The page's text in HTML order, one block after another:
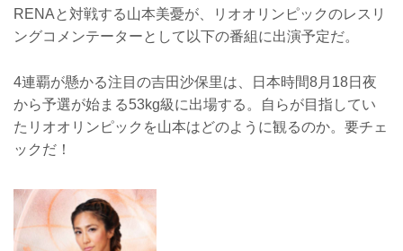
RENAと対戦する山本美憂が、リオオリンピックのレスリ
ングコメンテーターとして以下の番組に出演予定だ。
4連覇が懸かる注目の吉田沙保里は、日本時間8月18日夜
から予選が始まる53kg級に出場する。自らが目指してい
たリオオリンピックを山本はどのように観るのか。要チェ
ックだ！